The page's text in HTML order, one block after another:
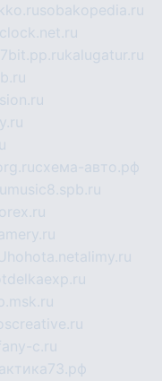
sobakopedia.ru
7bit.pp.rukalugatur.ru
схема-авто.рф
music8.spb.ru
hohota.netalimy.ru
c.ru